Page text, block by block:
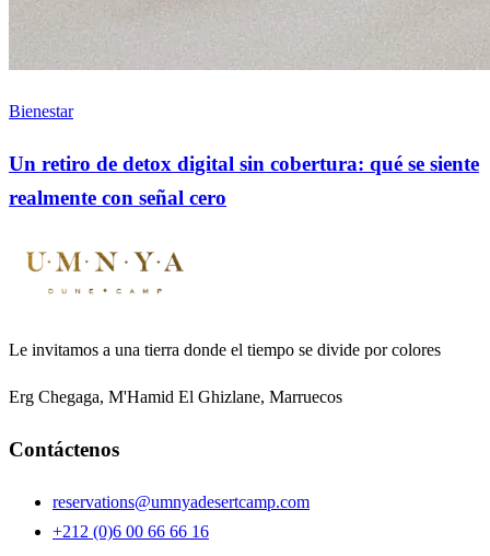
Bienestar
Un retiro de detox digital sin cobertura: qué se siente
realmente con señal cero
Le invitamos a una tierra donde el tiempo se divide por colores
Erg Chegaga, M'Hamid El Ghizlane, Marruecos
Contáctenos
reservations@umnyadesertcamp.com
+212 (0)6 00 66 66 16